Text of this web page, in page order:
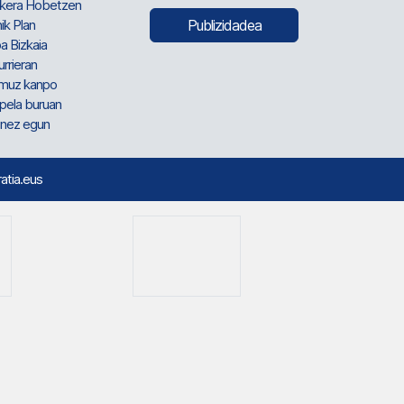
Hobetzen
Plan
Bizkaia
kanpo
buruan
egun
Publizidadea